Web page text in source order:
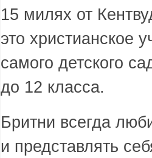
15 милях от
это христианское
самого детского
до 12 класса.
Бритни всегда
и представлять